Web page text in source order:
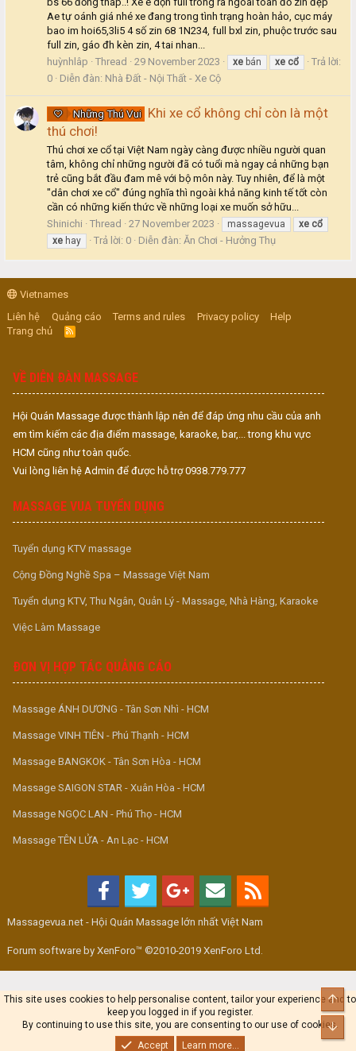
Ae tự oánh giá nhé xe đang trong tình trạng hoàn hảo, cục máy
bao im hoi65,3li5 4 số zin 68 1N234, full bxl zin, phuộc trước sau
full zin, gáo đh kèn zin, 4 tai nhan...
huỳnhlâp
Thread 29 November 2023 xe bán xe cổ
Trả lời:
0
Diễn đàn: Nhà Đất - Nội Thất - Xe Cộ
Những Thú Vui Khi xe cổ không chỉ còn là một
thú chơi!
Thú chơi xe cổ tại Việt Nam ngày càng được nhiều người quan
tâm, không chỉ những người đã có tuổi mà ngay cả những bạn
trẻ cũng bắt đầu đam mê với bộ môn này. Tuy nhiên, để là một
"dân chơi xe cổ" đúng nghĩa thì ngoài khả năng kinh tế tốt còn
cần có những kiến thức về những loại xe muốn sở hữu...
Shinichi
Thread 27 November 2023 massagevua xe cổ
xe hay Trả lời: 0 Diễn đàn: Ăn Chơi - Hưởng Thụ
Vietnames
Liên hệ
Quảng cáo Terms and rules Privacy policy
Help
Trang chủ
R
VỀ DIỄN ĐÀN MASSAGE
Hội Quán Massage được thành lập nên để đáp ứng nhu cầu của anh
em tìm kiếm các địa điểm massage, karaoke, bar,... trong khu vực
HCM cũng như toàn quốc.
Vui lòng liên hệ Admin để được hỗ trợ 0938.779.777
MASSAGE VUA TUYỂN DỤNG
Tuyển dụng KTV massage
Cộng Đồng Nghề Spa – Massage Việt Nam
Tuyển dụng KTV, Thu Ngân, Quản Lý - Massage, Nhà Hàng, Karaoke
Việc Làm Massage
ĐƠN VỊ HỢP TÁC QUẢNG CÁO
Massage ÁNH DƯƠNG - Tân Sơn Nhì - HCM
Massage VINH TIÊN - Phú Thạnh - HCM
Massage BANGKOK - Tân Sơn Hòa - HCM
Massage SAIGON STAR - Xuân Hòa - HCM
Massage NGỌC LAN - Phú Thọ - HCM
Massage TÊN LỬA - An Lạc - HCM
Massagevua.net - Hội Quán Massage lớn nhất Việt Nam
Forum software by XenForo™ ©2010-2019 XenForo Ltd.
This site uses cookies to help personalise content, tailor your experience and to
keep you logged in if you register.
By continuing to use this site, you are consenting to our use of cookies.
Accept
Learn more...
Top